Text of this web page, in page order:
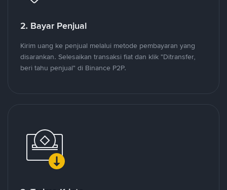
2. Bayar Penjual
Kirim uang ke penjual melalui metode pembayaran yang
disarankan. Selesaikan transaksi fiat dan klik "Ditransfer,
beri tahu penjual" di Binance P2P.